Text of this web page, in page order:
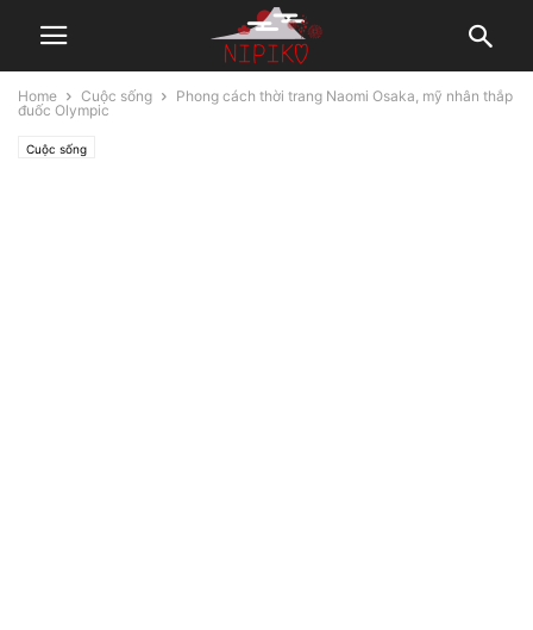
Home Cuộc sống
Phong cách thời trang Naomi Osaka, mỹ nhân thắp
đuốc Olympic
Cuộc sống